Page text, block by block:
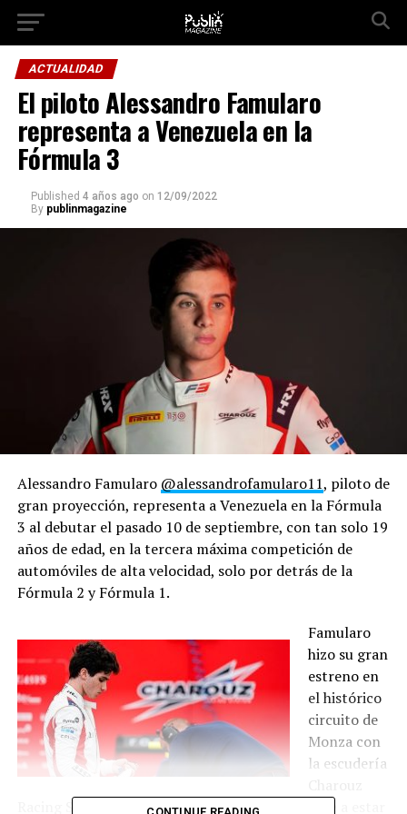
ACTUALIDAD
El piloto Alessandro Famularo
representa a Venezuela en la
Fórmula 3
Published 4 años ago on 12/09/2022
By publinmagazine
Alessandro Famularo @alessandrofamularo11, piloto de
gran proyección, representa a Venezuela en la Fórmula
3 al debutar el pasado 10 de septiembre, con tan solo 19
años de edad, en la tercera máxima competición de
automóviles de alta velocidad, solo por detrás de la
Fórmula 2 y Fórmula 1.
Famularo
hizo su gran
estreno en
el histórico
circuito de
Monza con
la escudería
Racing System, culminando en el puesto 23 pese a estar
Ir a la versión móvil